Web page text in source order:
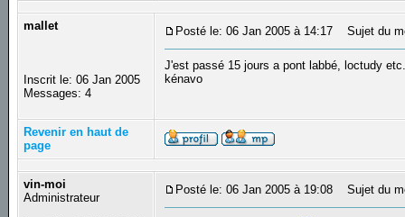
mallet
Inscrit le: 06 Jan 2005
Messages: 4
Posté le: 06 Jan 2005 à 14:17 Sujet du
J'est passé 15 jours a pont labbé, loctudy
kénavo
Revenir en haut de
page
vin-moi
Administrateur
Posté le: 06 Jan 2005 à 19:08 Sujet du